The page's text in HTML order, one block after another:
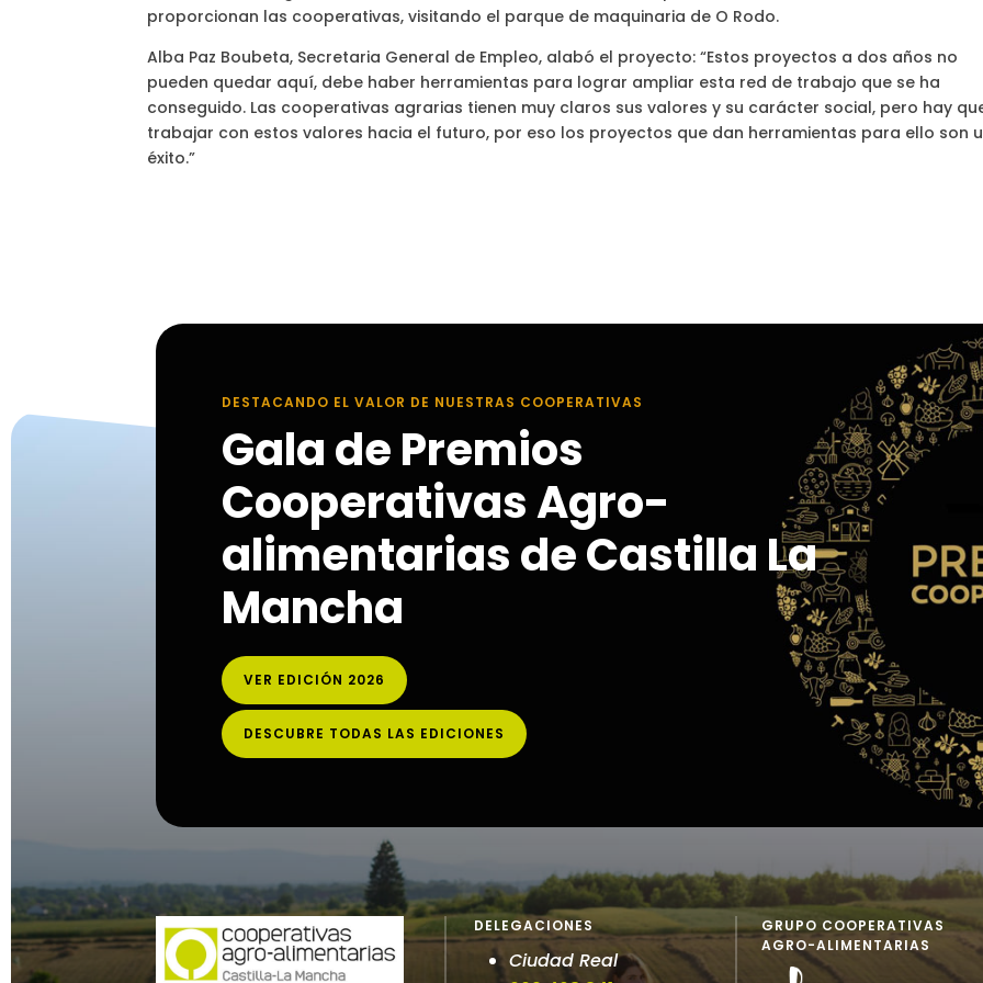
proporcionan las cooperativas, visitando el parque de maquinaria de O Rodo.
Alba Paz Boubeta, Secretaria General de Empleo, alabó el proyecto: “Estos proyectos a dos años no
pueden quedar aquí, debe haber herramientas para lograr ampliar esta red de trabajo que se ha
conseguido. Las cooperativas agrarias tienen muy claros sus valores y su carácter social, pero hay
trabajar con estos valores hacia el futuro, por eso los proyectos que dan herramientas para ello son
éxito.”
DESTACANDO EL VALOR DE NUESTRAS COOPERATIVAS
Gala de Premios
Cooperativas Agro-
alimentarias de Castilla La
Mancha
VER EDICIÓN 2026
DESCUBRE TODAS LAS EDICIONES
DELEGACIONES
Ciudad Real
GRUPO COOPERATIVAS
AGRO-ALIMENTARIAS